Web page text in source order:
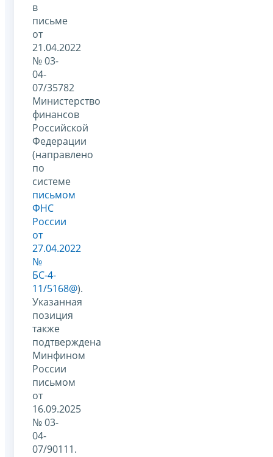
в
письме
от
21.04.2022
№ 03-
04-
07/35782
Министерство
финансов
Российской
Федерации
(направлено
по
системе
письмом
ФНС
России
от
27.04.2022
№
БС-4-
11/5168@).
Указанная
позиция
также
подтверждена
Минфином
России
письмом
от
16.09.2025
№ 03-
04-
07/90111.